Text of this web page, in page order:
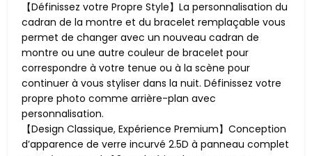
【Définissez votre Propre Style】La personnalisation du
cadran de la montre et du bracelet remplaçable vous
permet de changer avec un nouveau cadran de
montre ou une autre couleur de bracelet pour
correspondre à votre tenue ou à la scène pour
continuer à vous styliser dans la nuit. Définissez votre
propre photo comme arrière-plan avec
personnalisation.
【Design Classique, Expérience Premium】Conception
d’apparence de verre incurvé 2.5D à panneau complet